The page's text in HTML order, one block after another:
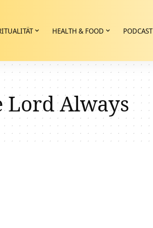
HEALTH & FOOD PODCAST
Lord Always